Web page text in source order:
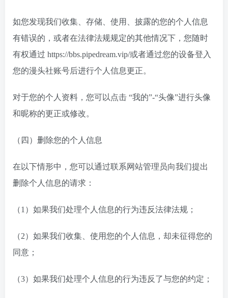
如您发现我们收集、存储、使用、披露的您的个人信息
有错误的，或者在法律法规规定的其他情况下，您随时
有权通过 https://bbs.pipedream.vip/或者通过您的设备登入
您的漫头社账号后进行个人信息更正。
对于您的个人资料，您可以点击 “我的”-“头像”进行头像
和昵称的更正或修改。
（四）删除您的个人信息
在以下情形中，您可以通过联系网站管理员向我们提出
删除个人信息的请求：
（1）如果我们处理个人信息的行为违反法律法规；
（2）如果我们收集、使用您的个人信息，却未征得您的
同意；
（3）如果我们处理个人信息的行为违反了与您的约定；